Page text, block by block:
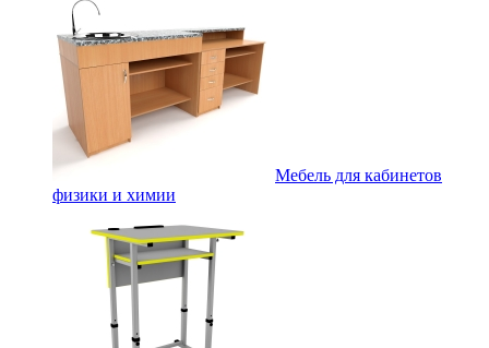
Мебель для кабинетов
физики и химии